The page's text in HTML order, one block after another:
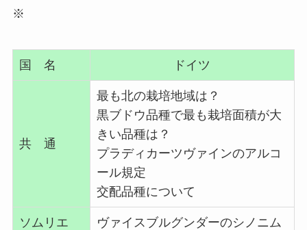
※
国 名 ドイツ
共 通
最も北の栽培地域は？
黒ブドウ品種で最も栽培面積が大
きい品種は？
プラディカーツヴァインのアルコ
ール規定
交配品種について
ソムリエ ヴァイスブルグンダーのシノニム